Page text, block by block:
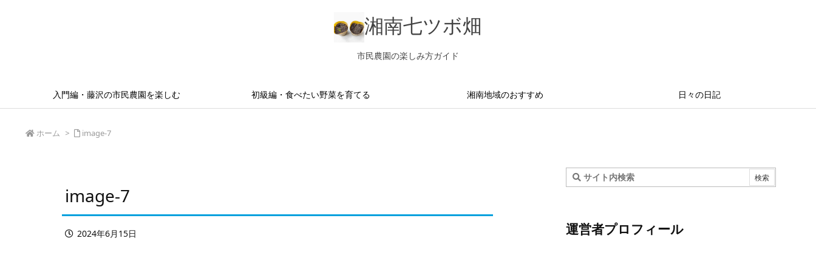
湘南七ツボ畑
市民農園の楽しみ方ガイド
入門編・藤沢の市民農園を楽しむ 初級編・食べたい野菜を育てる 湘南地域のおすすめ 日々の日記
ホーム > image-7
image-7
2024年6月15日 運営者プロフィール